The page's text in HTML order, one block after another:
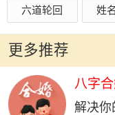
六道轮回 姓
更多推荐
八字
解决你